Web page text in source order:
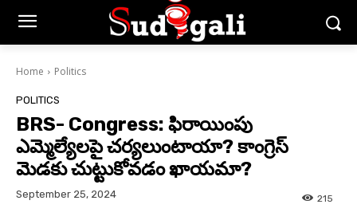
Home Politics
POLITICS
BRS- Congress: ఫిరాయింపు
ఎమ్మెల్యేలపై చర్యలుంటాయా? కాంగ్రెస్
మెడకు చుట్టుకోవడం ఖాయమా?
September 25, 2024 215